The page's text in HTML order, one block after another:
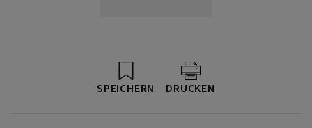
SPEICHERN DRUCKEN